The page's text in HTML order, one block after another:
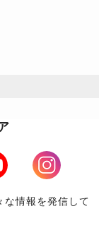
Instagram
情報を発信して